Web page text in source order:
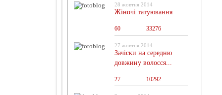
28 жовтня 2014
Жіночі татуювання
60 33276
27 жовтня 2014
Зачіски на середню
довжину волосся...
27 10292